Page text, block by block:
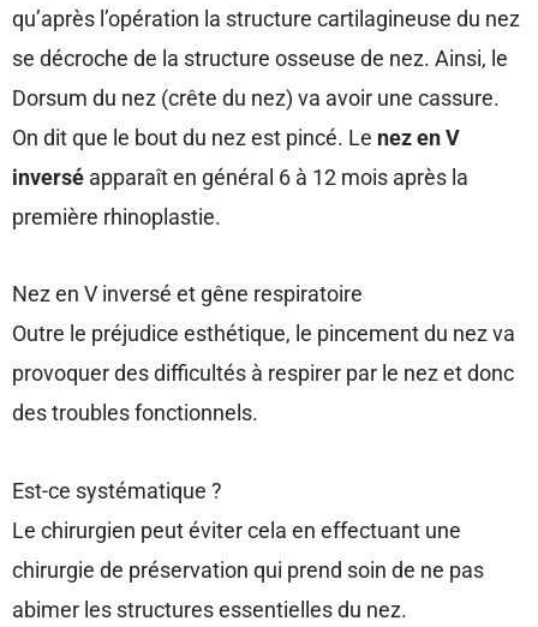
qu’après l’opération la structure cartilagineuse du nez
se décroche de la structure osseuse de nez. Ainsi, le
Dorsum du nez (crête du nez) va avoir une cassure.
On dit que le bout du nez est pincé. Le nez en V
inversé apparaît en général 6 à 12 mois après la
première rhinoplastie.
Nez en V inversé et gêne respiratoire
Outre le préjudice esthétique, le pincement du nez va
provoquer des difficultés à respirer par le nez et donc
des troubles fonctionnels.
Est-ce systématique ?
Le chirurgien peut éviter cela en effectuant une
chirurgie de préservation qui prend soin de ne pas
abimer les structures essentielles du nez.